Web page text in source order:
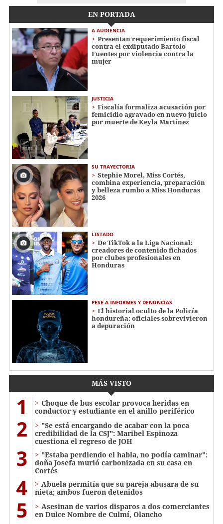
EN PORTADA
A AUDIENCIA
Presentan requerimiento fiscal
contra el exdiputado Bartolo
Fuentes por violencia contra la
mujer
JUSTICIA
Fiscalía formaliza acusación por
femicidio agravado en nuevo juicio
por muerte de Keyla Martínez
SU TRAYECTORIA
Stephie Morel, Miss Cortés,
combina experiencia, preparación
y belleza rumbo a Miss Honduras
2026
LISTADO
De TikTok a la Liga Nacional:
creadores de contenido fichados
por clubes profesionales en
Honduras
PESE A INFORMES Y DENUNCIAS
El historial oculto de la Policía
hondureña: oficiales sobrevivieron
a depuración
MÁS VISTO
1
Choque de bus escolar provoca heridas en
conductor y estudiante en el anillo periférico
2
"Se está encargando de acabar con la poca
credibilidad de la CSJ": Maribel Espinoza
cuestiona el regreso de JOH
3
"Estaba perdiendo el habla, no podía caminar":
doña Josefa murió carbonizada en su casa en
Cortés
4
Abuela permitía que su pareja abusara de su
nieta; ambos fueron detenidos
5
Asesinan de varios disparos a dos comerciantes
en Dulce Nombre de Culmí, Olancho